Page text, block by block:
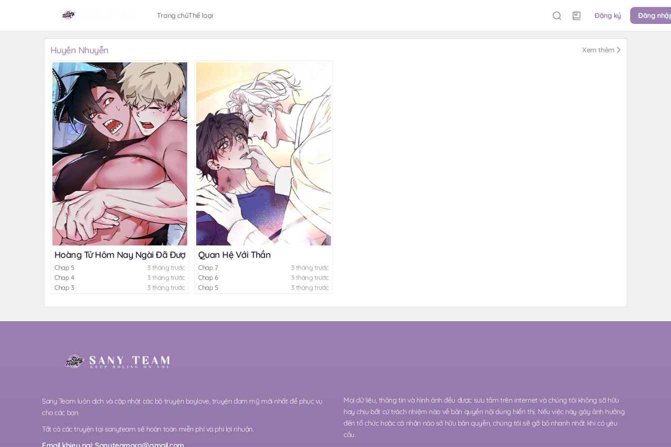
Trang chủThể loại Đăng ký Đăng
Huyền Nhuyễn Xem thêm
Hoàng Tử Hôm Nay Ngài Đã Được Lấp Đầy Chưa
Chap 5
3 tháng trước
Chap 4
3 tháng trước
Chap 3
3 tháng trước
Quan Hệ Với Thần
Chap 7
3 tháng trước
Chap 6
3 tháng trước
Chap 5
3 tháng trước
Sany Team luôn dịch và cập nhật các bộ truyện boylove, truyện đam mỹ mới nhất để phục vụ
cho các bạn.
Tất cả các truyện tại sanyteam sẽ hoàn toàn miễn phí và phi lợi nhuận.
Mọi dữ liệu, thông tin và hình ảnh đều được sưu tầm trên internet và chúng tôi không sỡ hữu
hay chịu bất cứ trách nhiệm nào về bản quyền nội dung hiển thị. Nếu việc này gây ảnh hưởng
đến tổ chức hoặc cá nhân nào sở hữu bản quyền, chúng tôi sẽ gỡ bỏ nhanh nhất khi có yêu
cầu.